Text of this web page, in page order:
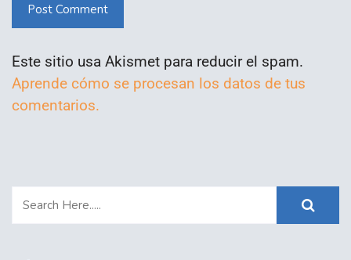
Post Comment
Este sitio usa Akismet para reducir el spam.
Aprende cómo se procesan los datos de tus
comentarios.